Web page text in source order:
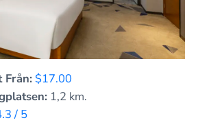
Från: $17.00
1,2 km.
/ 5